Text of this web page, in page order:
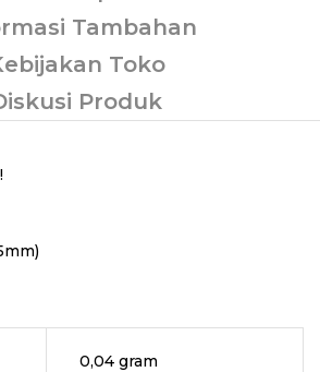
Tambahan
Toko
Produk
0,04 gram